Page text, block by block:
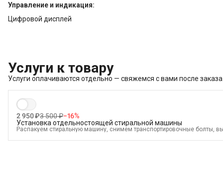
Управление и индикация:
Цифровой дисплей
Услуги к товару
Услуги оплачиваются отдельно — свяжемся с вами после
2 950 ₽3 500 ₽−16%
Установка отдельностоящей стиральной машины
Распакуем стиральную машину, снимем транспортировочные болты,
В стоимость входит: